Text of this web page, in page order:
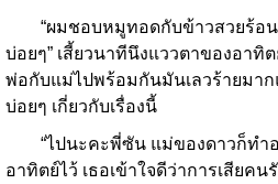
“ผมชอบหมูทอดกับข้าวสวยร้อน
บ่อยๆ” เสี้ยวนาทีนึงแววตาของอาทิ
พ่อกับแม่ไปพร้อมกันมันเลวร้ายมาก
บ่อยๆ เกี่ยวกับเรื่องนี้
“ไปนะคะพี่ซัน แม่ของดาวก็ทำอ
อาทิตย์ไว้ เธอเข้าใจดีว่าการเสีย